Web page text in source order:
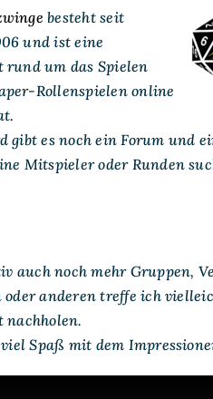
besteht seit
und ist eine
rund um das Spielen
Rollenspielen online
gibt es noch ein Forum und
Mitspieler oder Runden
auch noch mehr Gruppen,
oder anderen treffe ich
nachholen.
Spaß mit dem